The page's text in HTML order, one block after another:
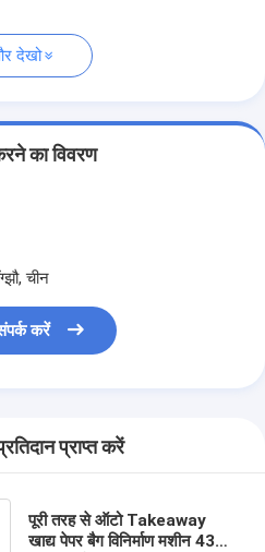
देखो
का विवरण
चीन
करें
प्राप्त करें
पूरी तरह से ऑटो Takeaway
खाद्य पेपर बैग विनिर्माण मशीन 430